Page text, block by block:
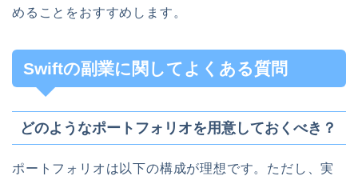
めることをおすすめします。
Swiftの副業に関してよくある質問
どのようなポートフォリオを用意しておくべき？
ポートフォリオは以下の構成が理想です。ただし、実